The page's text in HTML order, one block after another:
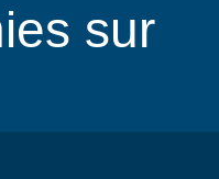
sur